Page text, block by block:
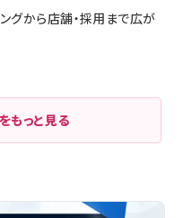
グから店舗・採用まで広が
もっと見る